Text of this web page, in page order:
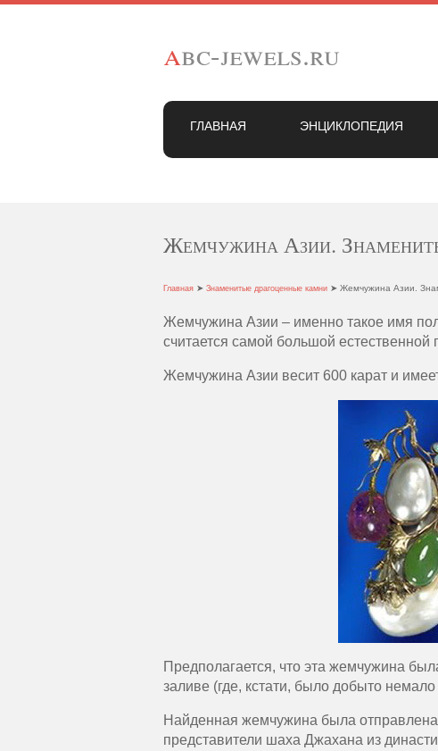
abc-jewels.ru
ГЛАВНАЯ ЭНЦИКЛОПЕДИЯ
Жемчужина Азии.
Главная ➤ Знаменитые драгоценные камни ➤ Жемчужина Азии.
Жемчужина Азии – именно такое имя
считается самой большой
Жемчужина Азии весит 600 карат и
Предполагается, что эта жемчужина
заливе (где, кстати, было добыто
Найденная жемчужина была
представители шаха Джахана из